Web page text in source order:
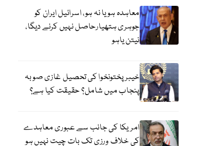
معاہدہ ہو یا نہ ہو، اسرائیل ایران کو
جوہری ہتھیارحاصل نہیں کرنے دیگا،
نیتن یاہو
خیبر پختونخوا کی تحصیل غازی صوبہ
پنجاب میں شامل؟ حقیقت کیا ہے؟
امریکا کی جانب سے عبوری معاہدے
کی خلاف ورزی تک بات چیت نہیں ہو